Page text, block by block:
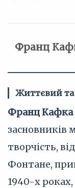
Франц
Життєвий
Франц Кафка
засновників
творчість,
Фонтане,
1940-х